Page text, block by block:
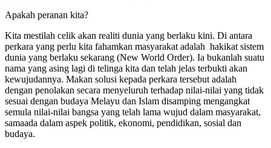
Apakah peranan kita?
Kita mestilah celik akan realiti dunia yang berlaku kini. Di antara
perkara yang perlu kita fahamkan masyarakat adalah hakikat sistem
dunia yang berlaku sekarang (New World Order). Ia bukanlah suatu
nama yang asing lagi di telinga kita dan telah jelas terbukti akan
kewujudannya. Makan solusi kepada perkara tersebut adalah
dengan penolakan secara menyeluruh terhadap nilai-nilai yang tidak
sesuai dengan budaya Melayu dan Islam disamping mengangkat
semula nilai-nilai bangsa yang telah lama wujud dalam masyarakat,
samaada dalam aspek politik, ekonomi, pendidikan, sosial dan
budaya.